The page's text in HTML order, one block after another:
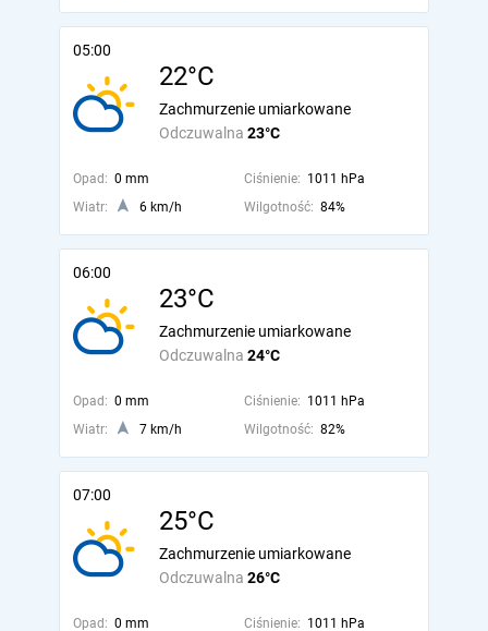
05:00
22°C
Odczuwalna 23°C
Zachmurzenie umiarkowane
Opad: 0 mm Ciśnienie: 1011 hPa
Wiatr:
6 km/h Wilgotność: 84%
06:00
23°C
Odczuwalna 24°C
Zachmurzenie umiarkowane
Opad: 0 mm Ciśnienie: 1011 hPa
Wiatr:
7 km/h Wilgotność: 82%
07:00
25°C
Odczuwalna 26°C
Zachmurzenie umiarkowane
Opad: 0 mm Ciśnienie: 1011 hPa